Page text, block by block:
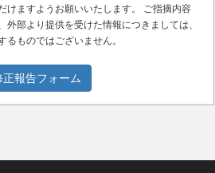
けますようお願いいたします。 ご指摘内容
外部より提供を受けた情報につきましては、
るものではございません。
正報告フォーム